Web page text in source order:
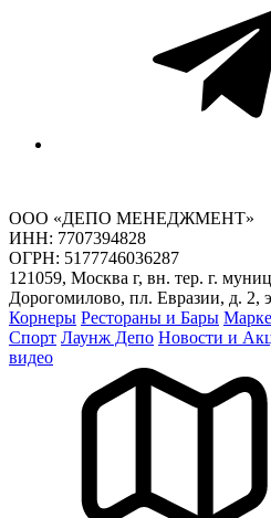
ООО «ДЕПО МЕНЕДЖМЕНТ»
ИНН: 7707394828
ОГРН: 5177746036287
121059, Москва г, вн. тер. г.
Дорогомилово, пл. Евразии, д. 2,
Корнеры Рестораны и Бары
Спорт Лаунж Депо Новости и
видео